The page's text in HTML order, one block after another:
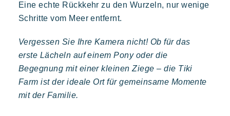
Festlich Tropisches Paradies Flucht
Eine echte Rückkehr zu den Wurzeln, nur wenige
Schritte vom Meer entfernt.
Vergessen Sie Ihre Kamera nicht! Ob für das
erste Lächeln auf einem Pony oder die
Begegnung mit einer kleinen Ziege – die Tiki
Farm ist der ideale Ort für gemeinsame Momente
mit der Familie.